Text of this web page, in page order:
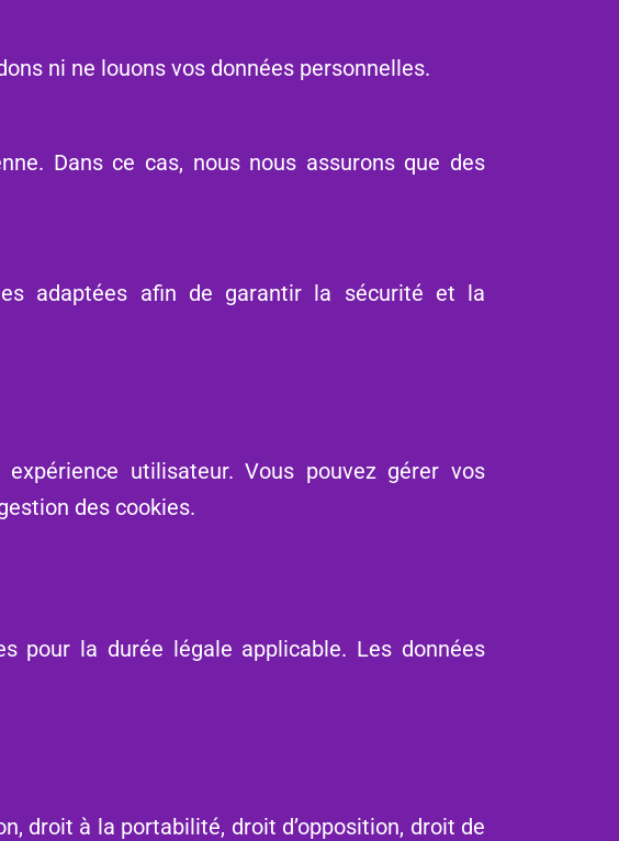
ni ne louons vos données personnelles.
Dans ce cas, nous nous assurons que des
adaptées afin de garantir la sécurité et la
utilisateur. Vous pouvez gérer vos
des cookies.
pour la durée légale applicable. Les données
droit à la portabilité, droit d’opposition, droit de